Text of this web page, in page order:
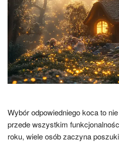
Wybór odpowiedniego koca to
przede wszystkim
roku, wiele osób zaczyna